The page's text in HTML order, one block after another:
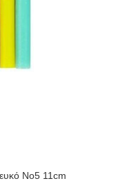
Νο5 11cm